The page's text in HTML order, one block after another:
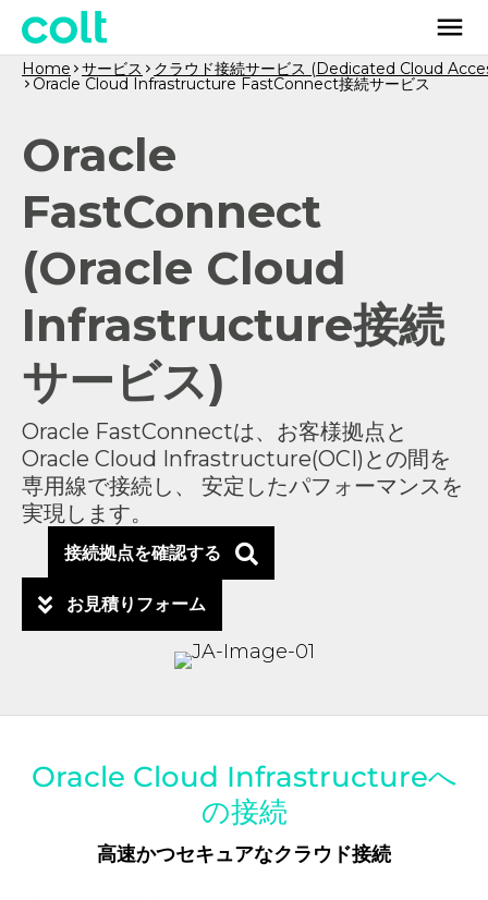
Home サービス クラウド接続サービス (Dedicated Cloud
Oracle Cloud Infrastructure FastConnect接続サービス
Oracle
FastConnect
(Oracle Cloud
Infrastructure接続
サービス)
Oracle FastConnectは、お客様拠点と
Oracle Cloud Infrastructure(OCI)との間を
専用線で接続し、 安定したパフォーマンスを
実現します。
接続拠点を確認する
お見積りフォーム
Oracle Cloud Infrastructureへ
の接続
高速かつセキュアなクラウド接続